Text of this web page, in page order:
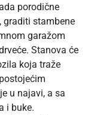
porodične
graditi stambene
garažom
Stanova će
koja traže
u najavi, a sa
i buke.